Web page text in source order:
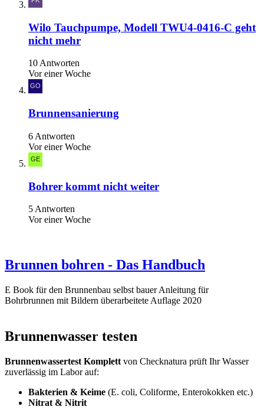
Wilo Tauchpumpe, Modell TWU4-0416-C geht
nicht mehr
10 Antworten
Vor einer Woche
Brunnensanierung
6 Antworten
Vor einer Woche
Bohrer kommt nicht weiter
5 Antworten
Vor einer Woche
Brunnen bohren - Das Handbuch
E Book für den Brunnenbau selbst bauer Anleitung für
Bohrbrunnen mit Bildern überarbeitete Auflage 2020
Brunnenwasser testen
Brunnenwassertest Komplett von Checknatura prüft Ihr Wasser
zuverlässig im Labor auf:
Bakterien & Keime (E. coli, Coliforme, Enterokokken etc.)
Nitrat & Nitrit